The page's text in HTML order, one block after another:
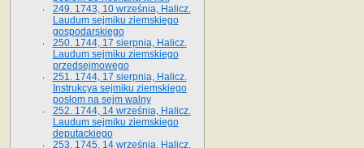
249. 1743, 10 września, Halicz.
Laudum sejmiku ziemskiego
gospodarskiego
250. 1744, 17 sierpnia, Halicz.
Laudum sejmiku ziemskiego
przedsejmowego
251. 1744, 17 sierpnia, Halicz.
Instrukcya sejmiku ziemskiego
posłom na sejm walny
252. 1744, 14 września, Halicz.
Laudum sejmiku ziemskiego
deputackiego
253. 1745, 14 września, Halicz.